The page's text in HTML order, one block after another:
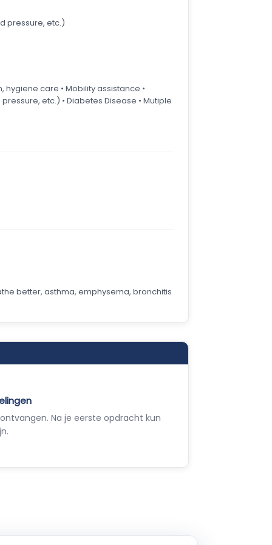
pressure, etc.)
hygiene care • Mobility assistance •
etc.) • Diabetes Disease • Mutiple
better, asthma, emphysema, bronchitis
Na je eerste opdracht kun